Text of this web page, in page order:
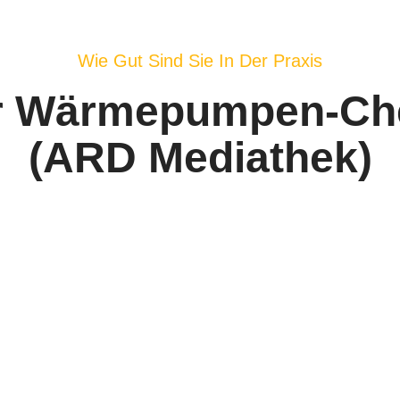
Wie Gut Sind Sie In Der Praxis
Wärmepumpen-
(ARD Mediathek)